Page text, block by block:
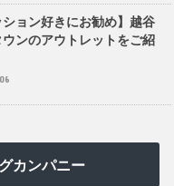
ション好きにお勧め】越谷
ウンのアウトレットをご紹
カンパニー